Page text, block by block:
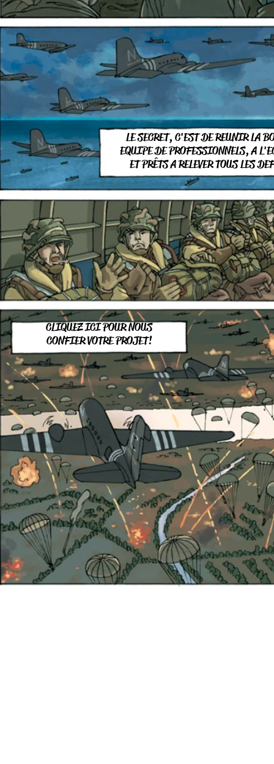
LE SECRET, C'EST DE REUNIR LA
EQUIPE DE PROFESSIONNELS, A
ET PRÊTSA RELEVER TOUS LES
CLIQUEZ ICI POUR NOUS
CONFIERVOTRE PROJET!